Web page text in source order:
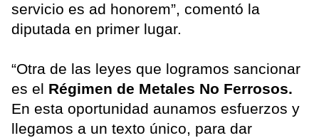
servicio es ad honorem”, comentó la
diputada en primer lugar.
“Otra de las leyes que logramos sancionar
es el Régimen de Metales No Ferrosos.
En esta oportunidad aunamos esfuerzos y
llegamos a un texto único, para dar